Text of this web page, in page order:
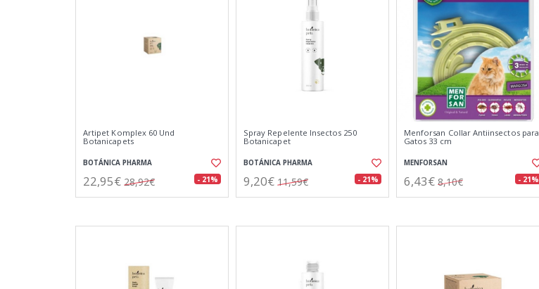
Artipet Komplex 60 Und
Botanicapets
BOTÁNICA PHARMA
22,95€ 28,92€ - 21%
Spray Repelente Insectos 250
Botanicapet
BOTÁNICA PHARMA
9,20€ 11,59€ - 21%
Menforsan Collar Antiinsectos para
Gatos 33 cm
MENFORSAN
6,43€ 8,10€ - 21%